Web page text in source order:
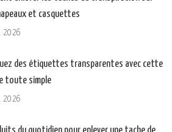
et casquettes
2026
des étiquettes transparentes avec cette
toute simple
2026